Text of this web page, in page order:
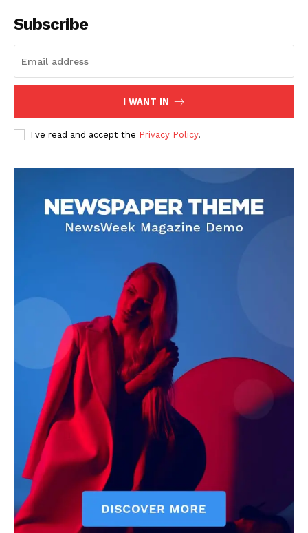
DOWNLOAD NOW
AIN NEWS 1
Contact Us
About Us
Privacy Policy
Terms of Use Agreement
Facebook
X WhatsApp
Share
Subscribe
I WANT IN
I've read and accept the Privacy Policy.